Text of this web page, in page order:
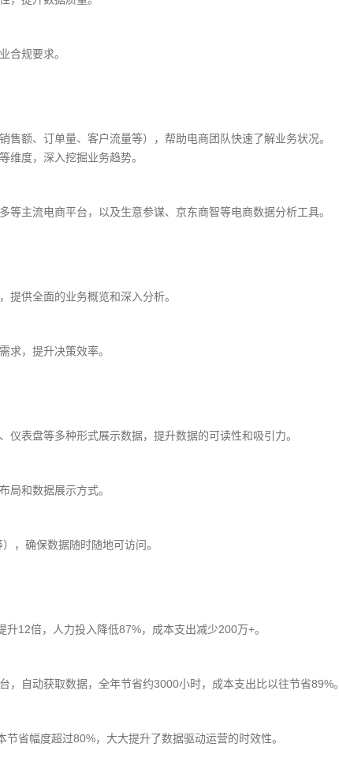
合规要求。
额、订单量、客户流量等），帮助电商团队快速了解业务状况。
维度，深入挖掘业务趋势。
主流电商平台，以及生意参谋、京东商智等电商数据分析工具。
提供全面的业务概览和深入分析。
求，提升决策效率。
表盘等多种形式展示数据，提升数据的可读性和吸引力。
局和数据展示方式。
，确保数据随时随地可访问。
12倍，人力投入降低87%，成本支出减少200万+。
自动获取数据，全年节省约3000小时，成本支出比以往节省89%。
省幅度超过80%，大大提升了数据驱动运营的时效性。